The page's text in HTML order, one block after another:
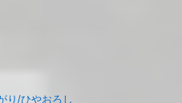
り/ひやおろし